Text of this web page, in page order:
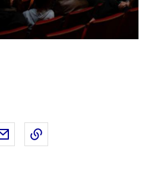
X (anciennement Twitter)
sur LinkedIn
Partager par email